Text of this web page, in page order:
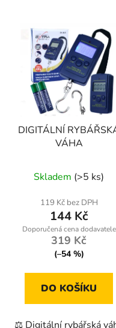
DIGITÁLNÍ
VÁHA
Skladem (>5 ks)
119 Kč bez DPH
144 Kč
319 Kč
(–54 %)
DO KOŠÍKU
⚖️ Digitální rybářská